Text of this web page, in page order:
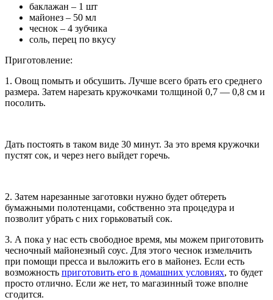
баклажан – 1 шт
майонез – 50 мл
чеснок – 4 зубчика
соль, перец по вкусу
Приготовление:
1. Овощ помыть и обсушить. Лучше всего брать его среднего
размера. Затем нарезать кружочками толщиной 0,7 — 0,8 см и
посолить.
Дать постоять в таком виде 30 минут. За это время кружочки
пустят сок, и через него выйдет горечь.
2. Затем нарезанные заготовки нужно будет обтереть
бумажными полотенцами, собственно эта процедура и
позволит убрать с них горьковатый сок.
3. А пока у нас есть свободное время, мы можем приготовить
чесночный майонезный соус. Для этого чеснок измельчить
при помощи пресса и выложить его в майонез. Если есть
возможность приготовить его в домашних условиях, то будет
просто отлично. Если же нет, то магазинный тоже вполне
сгодится.